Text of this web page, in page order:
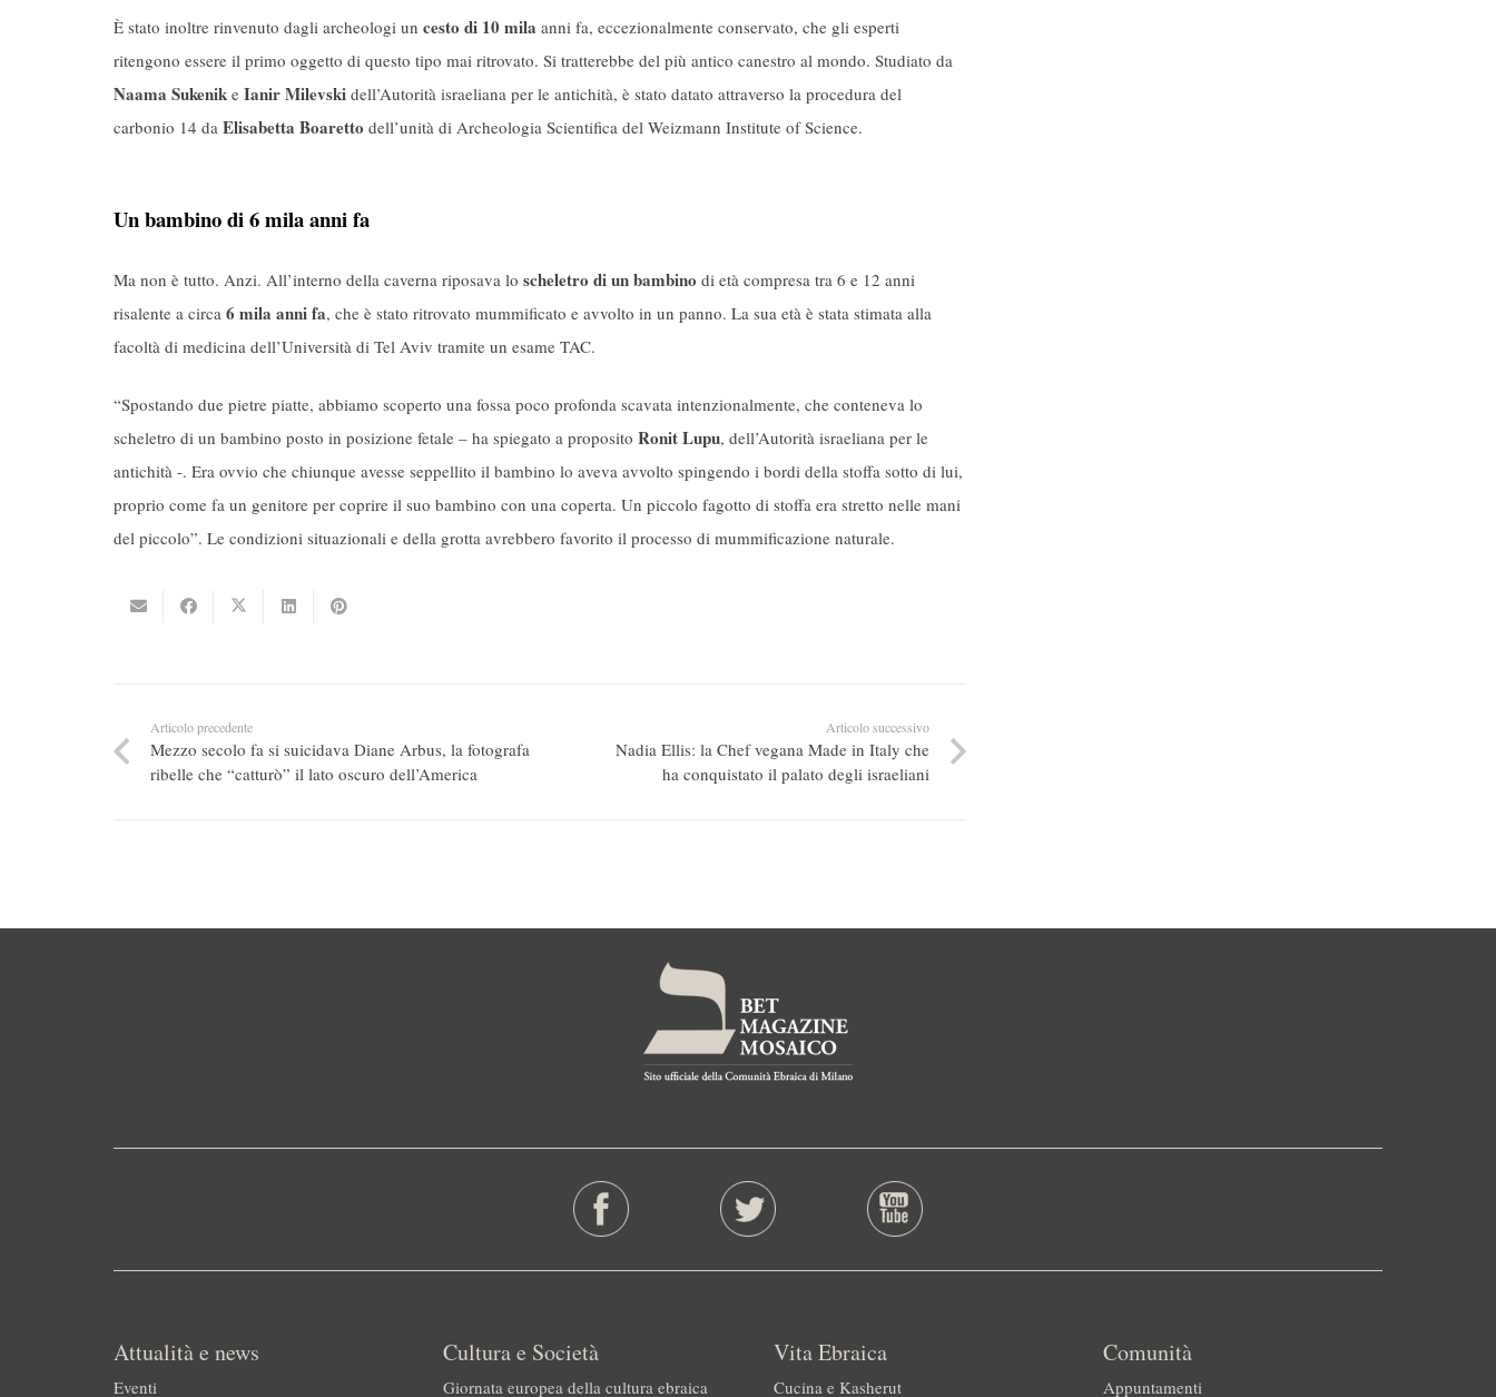
È stato inoltre rinvenuto dagli archeologi un cesto di 10 mila anni fa, eccezionalmente conservato, che gli esperti
ritengono essere il primo oggetto di questo tipo mai ritrovato. Si tratterebbe del più antico canestro al mondo. Studiato da
Naama Sukenik e Ianir Milevski dell’Autorità israeliana per le antichità, è stato datato attraverso la procedura del
carbonio 14 da Elisabetta Boaretto dell’unità di Archeologia Scientifica del Weizmann Institute of Science.
Un bambino di 6 mila anni fa
Ma non è tutto. Anzi. All’interno della caverna riposava lo scheletro di un bambino di età compresa tra 6 e 12 anni
risalente a circa 6 mila anni fa, che è stato ritrovato mummificato e avvolto in un panno. La sua età è stata stimata alla
facoltà di medicina dell’Università di Tel Aviv tramite un esame TAC.
“Spostando due pietre piatte, abbiamo scoperto una fossa poco profonda scavata intenzionalmente, che conteneva lo
scheletro di un bambino posto in posizione fetale – ha spiegato a proposito Ronit Lupu, dell’Autorità israeliana per le
antichità -. Era ovvio che chiunque avesse seppellito il bambino lo aveva avvolto spingendo i bordi della stoffa sotto di lui,
proprio come fa un genitore per coprire il suo bambino con una coperta. Un piccolo fagotto di stoffa era stretto nelle mani
del piccolo”. Le condizioni situazionali e della grotta avrebbero favorito il processo di mummificazione naturale.
Articolo precedente
Mezzo secolo fa si suicidava Diane Arbus, la fotografa
ribelle che “catturò” il lato oscuro dell’America
Articolo successivo
Nadia Ellis: la Chef vegana Made in Italy che
ha conquistato il palato degli israeliani
Attualità e news
Eventi
Cultura e Società
Giornata europea della cultura ebraica
Vita Ebraica
Cucina e Kasherut
Comunità
Appuntamenti